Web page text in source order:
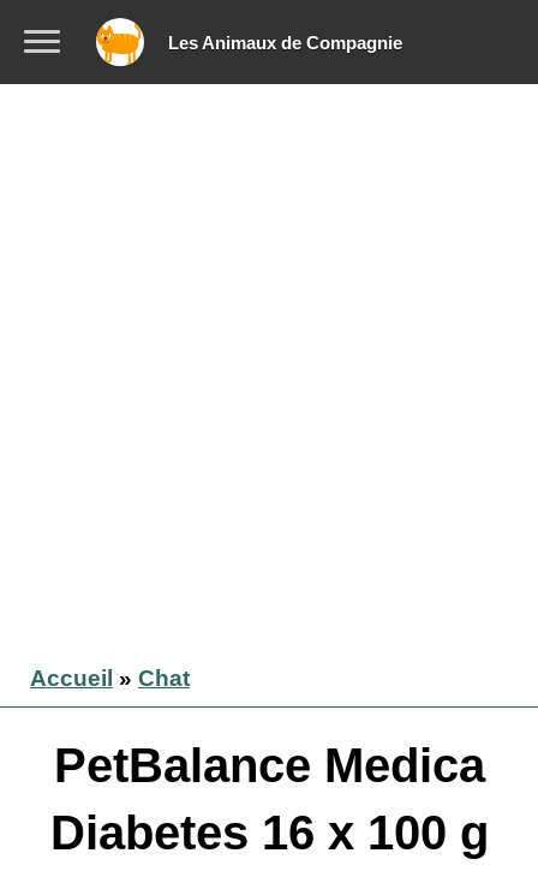
Les Animaux de Compagnie
Accueil » Chat
PetBalance Medica
Diabetes 16 x 100 g